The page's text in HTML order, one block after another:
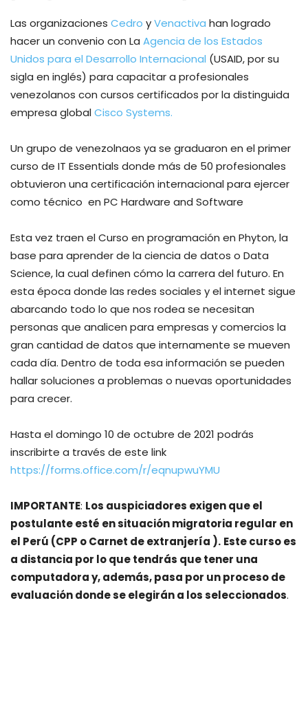
Las organizaciones Cedro yVenactiva han logrado
hacer un convenio con La Agencia de los Estados
Unidos para el Desarrollo Internacional (USAID, por su
sigla en inglés) para capacitar a profesionales
venezolanos con cursos certificados por la distinguida
empresa globalCisco Systems.
Un grupo de venezolnaos ya se graduaron en el primer
curso de IT Essentials donde más de 50 profesionales
obtuvieron una certificación internacional para ejercer
como técnico en PC Hardware and Software
Esta vez traen el Curso en programación en Phyton, la
base para aprender de la ciencia de datos o Data
Science, la cual definen cómo la carrera del futuro. En
esta época donde las redes sociales y el internet sigue
abarcando todo lo que nos rodea se necesitan
personas que analicen para empresas y comercios la
gran cantidad de datos que internamente se mueven
cada día. Dentro de toda esa información se pueden
hallar soluciones a problemas o nuevas oportunidades
para crecer.
Hasta el domingo 10 de octubre de 2021 podrás
inscribirte a través de este link
https://forms.office.com/r/eqnupwuYMU
IMPORTANTE: Los auspiciadores exigen que el
postulante esté en situación migratoria regular en
el Perú (CPP o Carnet de extranjería ). Este curso es
a distancia por lo que tendrás que tener una
computadora y, además, pasa por un proceso de
evaluación donde se elegirán a los seleccionados.